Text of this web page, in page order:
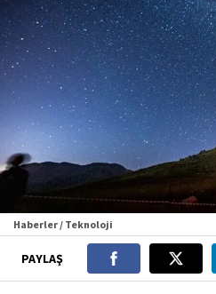
Haberler / Teknoloji
PAYLAŞ